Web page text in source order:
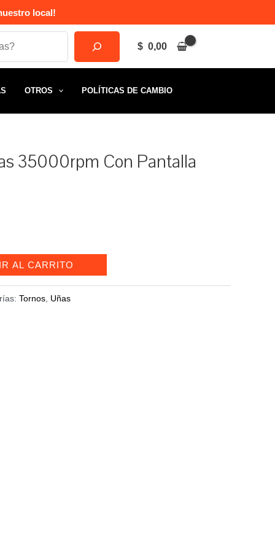
local!
$ 0,00
OTROS POLÍTICAS DE CAMBIO
35000rpm Con Pantalla
AL CARRITO
Tornos Uñas